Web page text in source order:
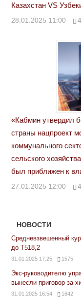
Казахстан VS
28.01.2025 11:00
«Кабмин утвердил
страны нацпроект
коммунального
сельского
был приближен к
27.01.2025 12:00
НОВОСТИ
Средневзвешенный
до Т518,2
31.01.2025 17:25 1575
Экс-руководителю
вынесли приговор за
31.01.2025 16:54 1642